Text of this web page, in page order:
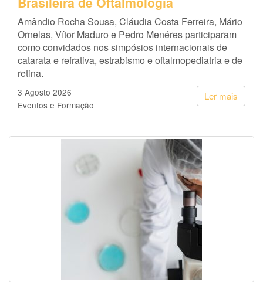
Amândio Rocha Sousa, Cláudia Costa Ferreira, Mário
Ornelas, Vítor Maduro e Pedro Menéres participaram
como convidados nos simpósios internacionais de
catarata e refrativa, estrabismo e oftalmopediatria e de
retina.
Ler mais
3 Agosto 2026
Eventos e Formação